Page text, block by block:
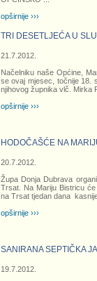
opširnije ›››
TRI DESETLJEĆA U
21.7.2012.
Načelniku naše Općine,
se ovaj mjesec, točnije 18.
njihovog župnika vlč. Mirka
opširnije ›››
HODOČAŠĆE NA
20.7.2012.
Župa Donja Dubrava
Trsat. Na Mariju Bistricu
na Trsat tjedan dana
opširnije ›››
SANIRANA SEPTIČKA
19.7.2012.